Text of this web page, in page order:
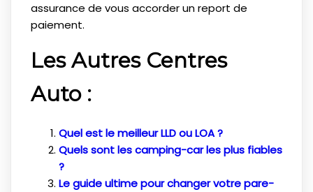
assurance de vous accorder un report de
paiement.
Les Autres Centres
Auto :
Quel est le meilleur LLD ou LOA ?
Quels sont les camping-car les plus fiables
?
Le guide ultime pour changer votre pare-